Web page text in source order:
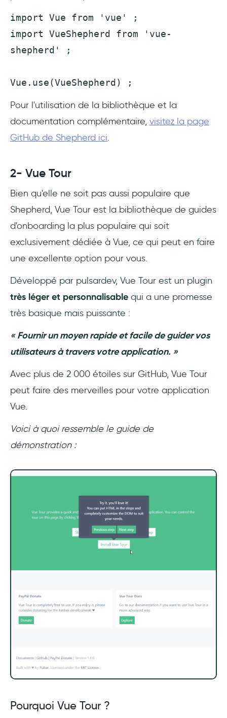
import Vue from 'vue' ;
import VueShepherd from 'vue-
shepherd' ;
Vue.use(VueShepherd) ;
Pour l'utilisation de la bibliothèque et la
documentation complémentaire, visitez la page
GitHub de Shepherd ici.
2- Vue Tour
Bien qu'elle ne soit pas aussi populaire que
Shepherd, Vue Tour est la bibliothèque de guides
d'onboarding la plus populaire qui soit
exclusivement dédiée à Vue, ce qui peut en faire
une excellente option pour vous.
Développé par pulsardev, Vue Tour est un plugin
très léger et personnalisable qui a une promesse
très basique mais puissante :
« Fournir un moyen rapide et facile de guider vos
utilisateurs à travers votre application. »
Avec plus de 2 000 étoiles sur GitHub, Vue Tour
peut faire des merveilles pour votre application
Vue.
Voici à quoi ressemble le guide de
démonstration :
Pourquoi Vue Tour ?